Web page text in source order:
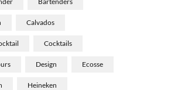
Calvados
Cocktails
Design Ecosse
Heineken